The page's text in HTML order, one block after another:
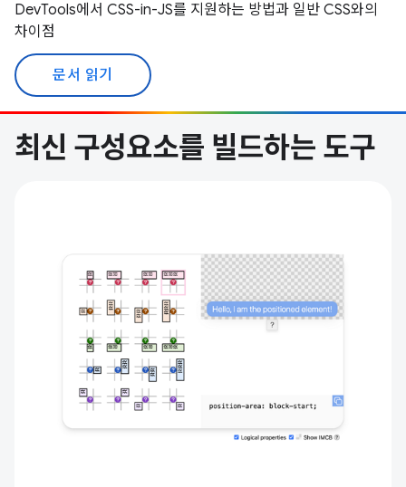
DevTools에서 CSS-in-JS를 지원하는 방법과 일반 CSS와의
차이점
문서 읽기
최신 구성요소를 빌드하는 도구